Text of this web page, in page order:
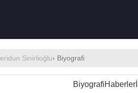
Sinirlioğlu› Biyografi
BiyografiHaberler